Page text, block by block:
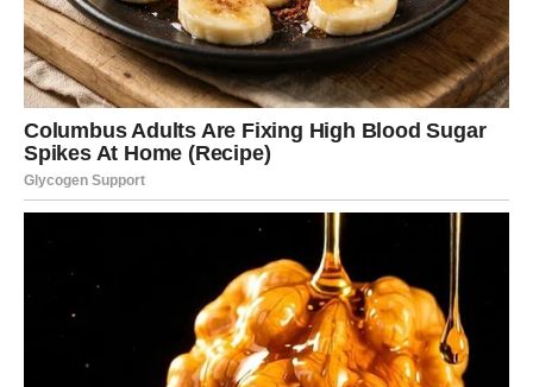
KAKO SE PRIPREMA TITOVA OMILJENA TORTA?
Za pripremu kore: pomiješajte 200 grama mljevenog keksa sa
200 grama oraha u posudi za miješanje, zatim dodajte kakao
prah i dobro izmiksajte.